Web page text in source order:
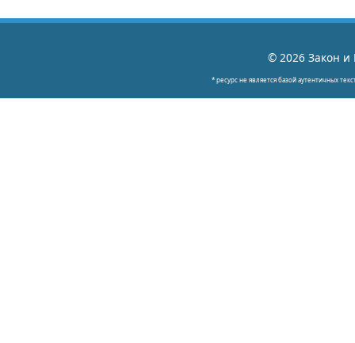
© 2026 Закон и
* ресурс не является базой аутентичных